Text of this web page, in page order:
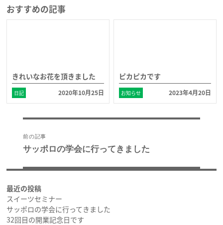
おすすめの記事
きれいなお花を頂きました
日記 2020年10月25日
ピカピカです
お知らせ 2023年4月20日
稿
ナ
ビ
ゲ
シ
ョ
ン
前の記事
前
投
サッポロの学会に行ってきました
最近の投稿
スイーツセミナー
サッポロの学会に行ってきました
32回目の開業記念日です